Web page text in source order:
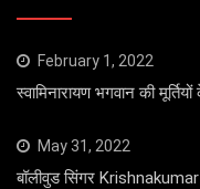
February 1, 2022
स्वामिनारायण भगवान की
May 31, 2022
बॉलीवुड सिंगर